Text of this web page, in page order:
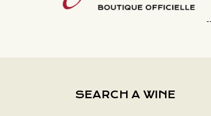
SEARCH A WINE